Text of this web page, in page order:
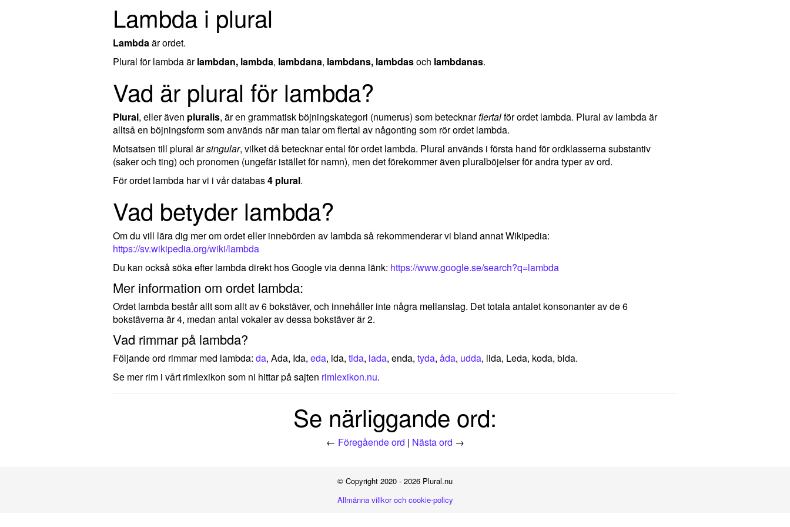
Lambda i plural
Lambdaär ordet.
Plural för lambda ärlambdan, lambda, lambdana, lambdans, lambdasoch lambdanas.
Vad är plural för lambda?
Plural, eller även pluralis, är en grammatisk böjningskategori (numerus) som betecknarflertalför ordet lambda. Plural av lambda är
alltså en böjningsform som används när man talar om flertal av någonting som rör ordet lambda.
Motsatsen till plural ärsingular, vilket då betecknar ental för ordet lambda. Plural används i första hand för ordklasserna substantiv
(saker och ting) och pronomen (ungefär istället för namn), men det förekommer även pluralböjelser för andra typer av ord.
För ordet lambda har vi i vår databas4 plural.
Vad betyder lambda?
Om du vill lära dig mer om ordet eller innebörden av lambda så rekommenderar vi bland annat Wikipedia:
https://sv.wikipedia.org/wiki/lambda
Du kan också söka efter lambda direkt hos Google via denna länk: https://www.google.se/search?q=lambda
Mer information om ordet lambda:
Ordet lambda består allt som allt av 6 bokstäver, och innehåller inte några mellanslag. Det totala antalet konsonanter av de 6
bokstäverna är 4, medan antal vokaler av dessa bokstäver är 2.
Vad rimmar på lambda?
Följande ord rimmar med lambda: da, Ada, Ida, eda, ida, tida, lada, enda, tyda, åda, udda, lida, Leda, koda, bida.
Se mer rim i vårt rimlexikon som ni hittar på sajten rimlexikon.nu.
Se närliggande ord:
← Föregående ord | Nästa ord →
© Copyright 2020 - 2026 Plural.nu
Allmänna villkor och cookie-policy